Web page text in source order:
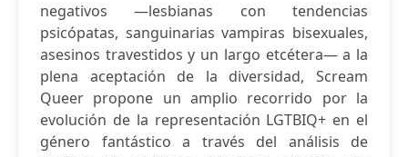
negativos —lesbianas con tendencias
psicópatas, sanguinarias vampiras bisexuales,
asesinos travestidos y un largo etcétera— a la
plena aceptación de la diversidad, Scream
Queer propone un amplio recorrido por la
evolución de la representación LGTBIQ+ en el
género fantástico a través del análisis de